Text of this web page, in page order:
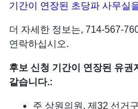
기간이 연장된 초당파 사무실
더 자세한 정보는, 714-567-
연락하십시오.
후보 신청 기간이 연장된 유권
같습니다.​​​​​​:
주 상원의원, 제32 선거구